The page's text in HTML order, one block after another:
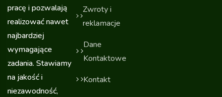
pracę i pozwalają
realizować nawet
najbardziej
wymagające
zadania. Stawiamy
na jakość i
niezawodność,
Zwroty i
reklamacje
Dane
Kontaktowe
Kontakt